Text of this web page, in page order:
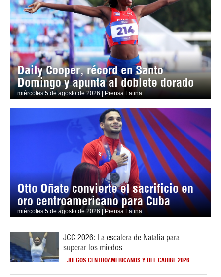
Daily Cooper, récord en Santo
Domingo y apunta al doblete dorado
miércoles 5 de agosto de 2026 | Prensa Latina
Otto Oñate convierte el sacrificio en
oro centroamericano para Cuba
miércoles 5 de agosto de 2026 | Prensa Latina
JCC 2026: La escalera de Natalia para
superar los miedos
JUEGOS CENTROAMERICANOS Y DEL CARIBE 2026